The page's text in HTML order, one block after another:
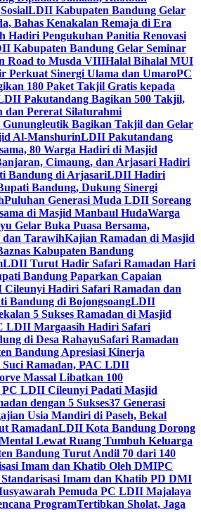
LDII Kabupaten Bandung Gelar
Bahas Kenakalan Remaja di Era
Hadiri Pengukuhan Panitia Renovasi
Kabupaten Bandung Gelar Seminar
Road to Musda VIIIHalal Bihalal MUI
Perkuat Sinergi Ulama dan UmaroPC
180 Paket Takjil Gratis kepada
Pakutandang Bagikan 500 Takjil,
dan Pererat Silaturahmi
Bagikan Takjil dan Gelar
Al-ManshurinLDII Pakutandang
80 Warga Hadiri di Masjid
Cimaung, dan Arjasari Hadiri
Bandung di ArjasariLDII Hadiri
Bandung, Dukung Sinergi
Puluhan Generasi Muda LDII Soreang
di Masjid Manbaul HudaWarga
Gelar Buka Puasa Bersama,
TarawihKajian Ramadan di Masjid
Kabupaten Bandung
LDII Turut Hadir Safari Ramadan Hari
Bandung Paparkan Capaian
Hadiri Safari Ramadan dan
Bandung di BojongsoangLDII
5 Sukses Ramadan di Masjid
LDII Margaasih Hadiri Safari
di Desa RahayuSafari Ramadan
Bandung Apresiasi Kinerja
Suci Ramadan, PAC LDII
Massal Libatkan 100
PC LDII Cileunyi Padati Masjid
dengan 5 Sukses37 Generasi
Usia Mandiri di Paseh, Bekal
RamadanLDII Kota Bandung Dorong
Lewat Ruang Tumbuh Keluarga
Bandung Turut Andil 70 dari 140
Imam dan Khatib Oleh DMIPC
Imam dan Khatib PD DMI
Pemuda PC LDII Majalaya
ProgramTertibkan Sholat, Jaga